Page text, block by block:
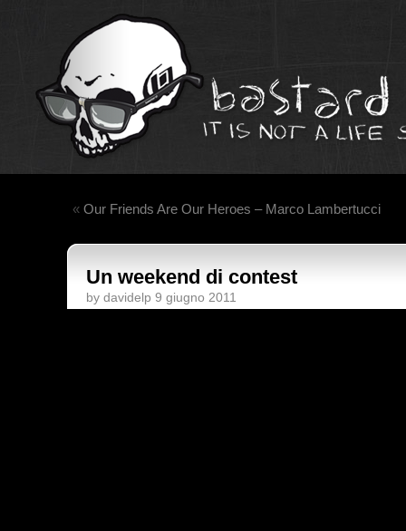
« Our Friends Are Our Heroes – Marco Lambertucci
Un weekend di contest
by davidelp 9 giugno 2011